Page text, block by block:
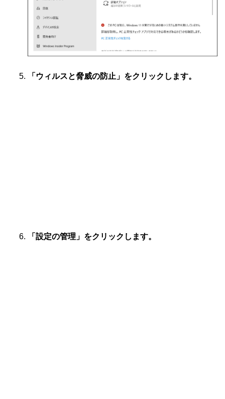
「ウィルスと脅威の防止」をクリックします。
「設定の管理」をクリックします。